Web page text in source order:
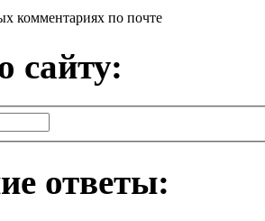
комментариях по почте
сайту:
ответы: